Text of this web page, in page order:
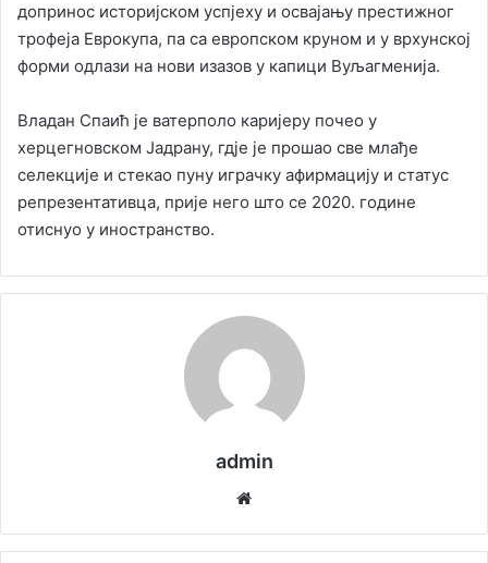
допринос историјском успјеху и освајању престижног
трофеја Еврокупа, па са европском круном и у врхунској
форми одлази на нови изазов у капици Вуљагменија.
Владан Спаић је ватерполо каријеру почео у
херцегновском Јадрану, гд‌је је прошао све млађе
селекције и стекао пуну играчку афирмацију и статус
репрезентативца, прије него што се 2020. године
отиснуо у иностранство.
admin
te